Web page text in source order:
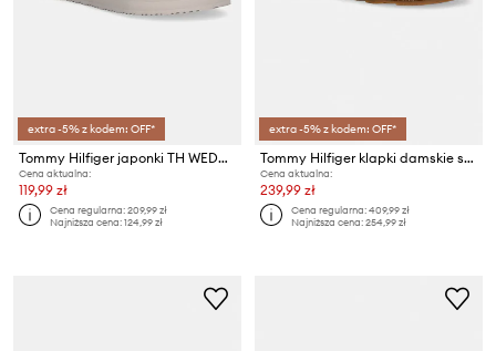
extra -5% z kodem: OFF*
Tommy Hilfiger japonki TH WEDGE CORNROW BEACH SANDAL
Cena aktualna:
119,99 zł
Cena regularna:209,99 zł
Najniższa cena:124,99 zł
extra -5% z kodem: OFF*
Tommy Hilfiger klapki damskie skórzane TH CLASSIC CORK SANDAL PEARL LTH
Cena aktualna:
239,99 zł
Cena regularna:409,99 zł
Najniższa cena:254,99 zł